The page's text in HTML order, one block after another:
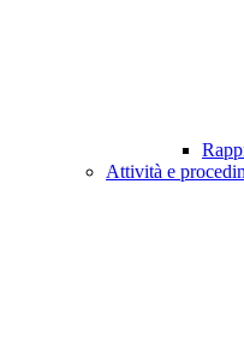
Attività e